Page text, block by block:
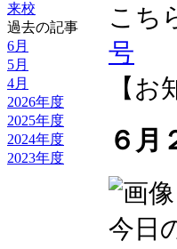
来校
過去の記事
6月
5月
4月
2026年度
2025年度
2024年度
2023年度
こち
号
【
６月
今日